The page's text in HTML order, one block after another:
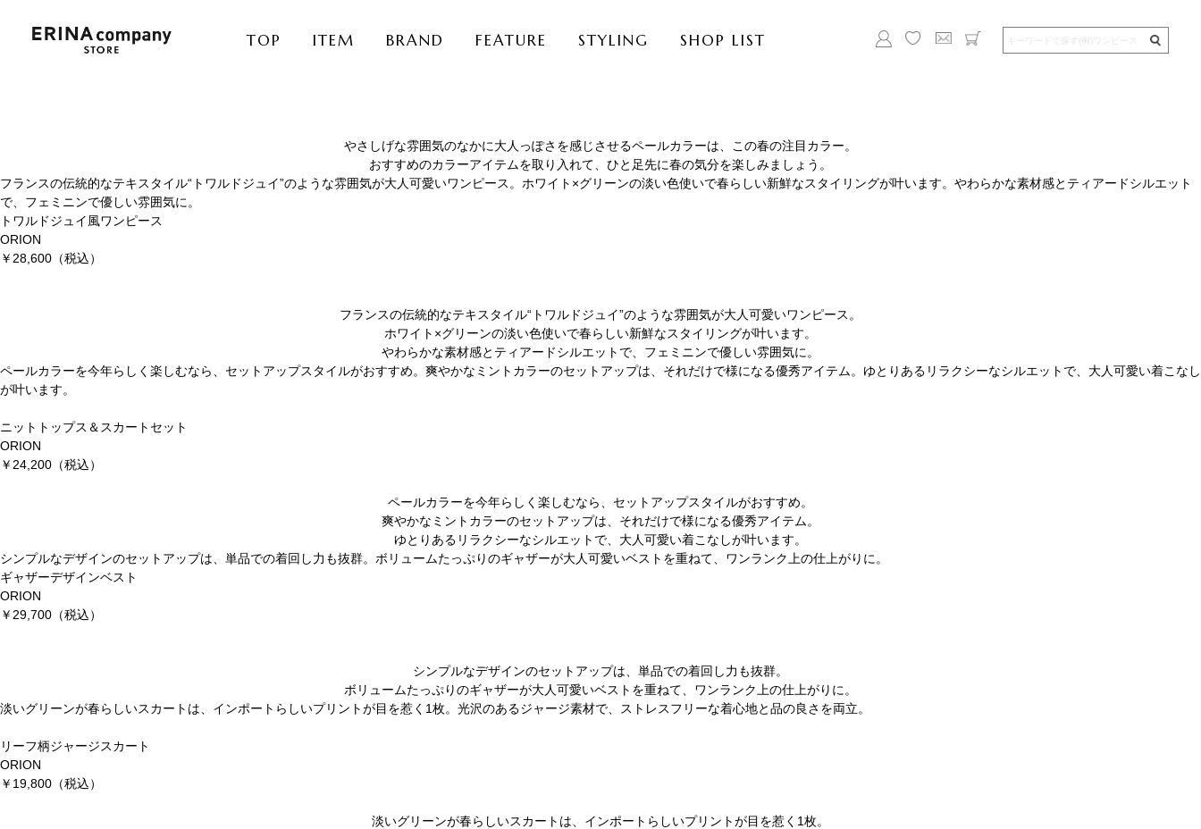
TOP ITEM BRAND FEATURE STYLING SHOP LIST
やさしげな雰囲気のなかに大人っぽさを感じさせるペールカラーは、この春の注目カラー。
おすすめのカラーアイテムを取り入れて、ひと足先に春の気分を楽しみましょう。
フランスの伝統的なテキスタイル“トワルドジュイ”のような雰囲気が大人可愛いワンピース。ホワイト×グリーンの淡い色使いで春らしい新鮮なスタイリングが叶います。やわらかな素材感とティアードシルエット
で、フェミニンで優しい雰囲気に。
トワルドジュイ風ワンピース
ORION
￥28,600 （税込）
フランスの伝統的なテキスタイル“トワルドジュイ”のような雰囲気が大人可愛いワンピース。
ホワイト×グリーンの淡い色使いで春らしい新鮮なスタイリングが叶います。
やわらかな素材感とティアードシルエットで、フェミニンで優しい雰囲気に。
ペールカラーを今年らしく楽しむなら、セットアップスタイルがおすすめ。爽やかなミントカラーのセットアップは、それだけで様になる優秀アイテム。ゆとりあるリラクシーなシルエットで、大人可愛い着こなし
が叶います。
ニットトップス＆スカートセット
ORION
￥24,200 （税込）
ペールカラーを今年らしく楽しむなら、セットアップスタイルがおすすめ。
爽やかなミントカラーのセットアップは、それだけで様になる優秀アイテム。
ゆとりあるリラクシーなシルエットで、大人可愛い着こなしが叶います。
シンプルなデザインのセットアップは、単品での着回し力も抜群。ボリュームたっぷりのギャザーが大人可愛いベストを重ねて、ワンランク上の仕上がりに。
ギャザーデザインベスト
ORION
￥29,700 （税込）
シンプルなデザインのセットアップは、単品での着回し力も抜群。
ボリュームたっぷりのギャザーが大人可愛いベストを重ねて、ワンランク上の仕上がりに。
淡いグリーンが春らしいスカートは、インポートらしいプリントが目を惹く1枚。光沢のあるジャージ素材で、ストレスフリーな着心地と品の良さを両立。
リーフ柄ジャージスカート
ORION
￥19,800 （税込）
淡いグリーンが春らしいスカートは、インポートらしいプリントが目を惹く1枚。